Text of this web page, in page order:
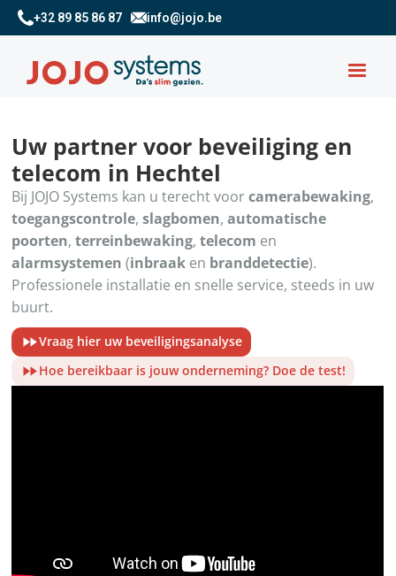
+32 89 85 86 87 info@jojo.be
Uw partner voor beveiliging en
telecom in Hechtel
Bij JOJO Systems kan u terecht voorcamerabewaking,
toegangscontrole,slagbomen,automatische
poorten,terreinbewaking,telecom en
alarmsystemen (inbraak en branddetectie).
Professionele installatie en snelle service, steeds in uw
buurt.
Vraag hier uw beveiligingsanalyse
Hoe bereikbaar is jouw onderneming? Doe de test!